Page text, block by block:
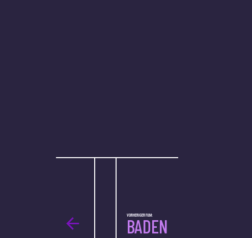
VORHERIGER FILM:
BADEN